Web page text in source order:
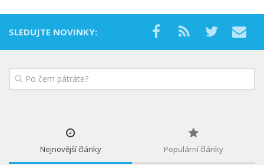
SLEDUJTE NOVINKY:
Nejnovější články Populární články